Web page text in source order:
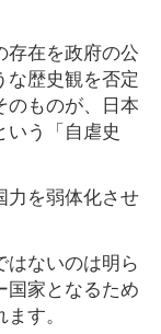
存在を政府の公
歴史観を否定
のものが、日本
いう「自虐史
力を弱体化させ
はないのは明ら
国家となるため
す。